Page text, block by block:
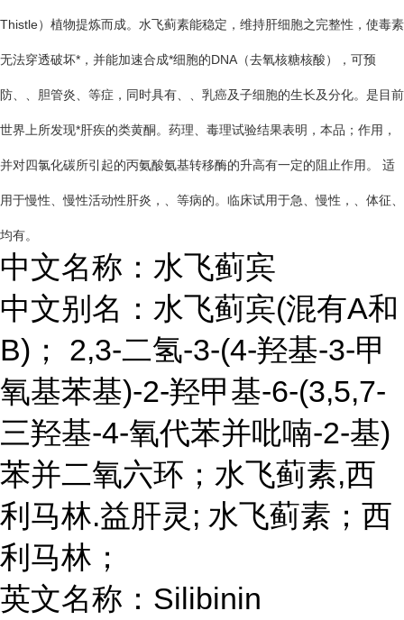
Thistle）植物提炼而成。水飞蓟素能稳定，维持肝细胞之完整性，使毒素
无法穿透破坏*，并能加速合成*细胞的DNA（去氧核糖核酸），可预
防、、胆管炎、等症，同时具有、、乳癌及子细胞的生长及分化。是目前
世界上所发现*肝疾的类黄酮。药理、毒理试验结果表明，本品；作用，
并对四氯化碳所引起的丙氨酸氨基转移酶的升高有一定的阻止作用。 适
用于慢性、慢性活动性肝炎，、等病的。临床试用于急、慢性，、体征、
均有。
中文名称：水飞蓟宾
中文别名：水飞蓟宾(混有A和
B)； 2,3-二氢-3-(4-羟基-3-甲
氧基苯基)-2-羟甲基-6-(3,5,7-
三羟基-4-氧代苯并吡喃-2-基)
苯并二氧六环；水飞蓟素,西
利马林.益肝灵; 水飞蓟素；西
利马林；
英文名称：Silibinin